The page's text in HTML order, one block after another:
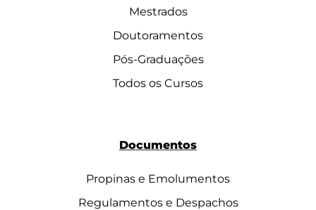
Mestrados
Doutoramentos
Pós-Graduações
Todos os Cursos
Documentos
Propinas e Emolumentos
Regulamentos e Despachos